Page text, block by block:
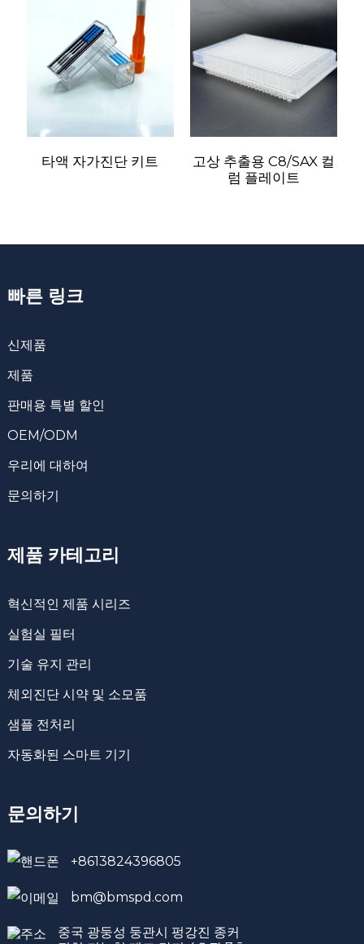
타액 자가진단 키트
고상 추출용 C8/SAX 컬
럼 플레이트
빠른 링크
신제품
제품
판매용 특별 할인
OEM/ODM
우리에 대하여
문의하기
제품 카테고리
혁신적인 제품 시리즈
실험실 필터
기술 유지 관리
체외진단 시약 및 소모품
샘플 전처리
자동화된 스마트 기기
문의하기
+8613824396805
bm@bmspd.com
중국 광둥성 둥관시 펑강진 종커